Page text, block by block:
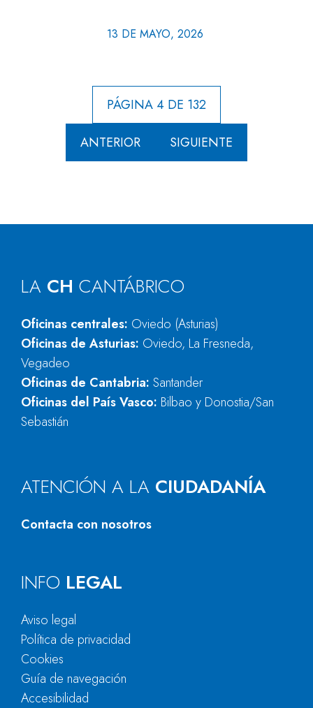
13 DE MAYO, 2026
PÁGINA 4 DE 132
ANTERIOR SIGUIENTE
LA CH CANTÁBRICO
Oficinas centrales: Oviedo (Asturias)
Oficinas de Asturias: Oviedo, La Fresneda,
Vegadeo
Oficinas de Cantabria: Santander
Oficinas del País Vasco: Bilbao y Donostia/San
Sebastián
ATENCIÓN A LA CIUDADANÍA
Contacta con nosotros
INFO LEGAL
Aviso legal
Política de privacidad
Cookies
Guía de navegación
Accesibilidad